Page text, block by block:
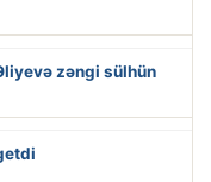
zəngi sülhün